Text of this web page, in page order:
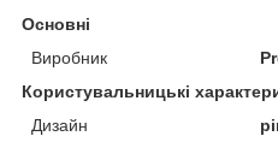
Основні
Виробник
Користувальницькі
Дизайн